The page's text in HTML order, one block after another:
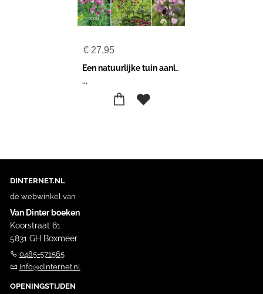
€ 27,95
Een natuurlijke tuin aanleggen
...
DINTERNET.NL
de webwinkel van
Van Dinter boeken
Koorstraat 61
5831 GH Boxmeer
0485-571565
info@dinternet.nl
OPENINGSTIJDEN